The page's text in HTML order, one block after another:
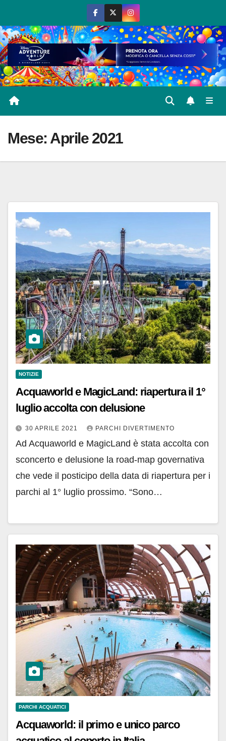
al
contenuto
Mese: Aprile 2021
NOTIZIE
Acquaworld e MagicLand: riapertura il 1°
luglio accolta con delusione
30 APRILE 2021 PARCHI DIVERTIMENTO
Ad Acquaworld e MagicLand è stata accolta con
sconcerto e delusione la road-map governativa
che vede il posticipo della data di riapertura per i
parchi al 1° luglio prossimo. “Sono…
PARCHI ACQUATICI
Acquaworld: il primo e unico parco